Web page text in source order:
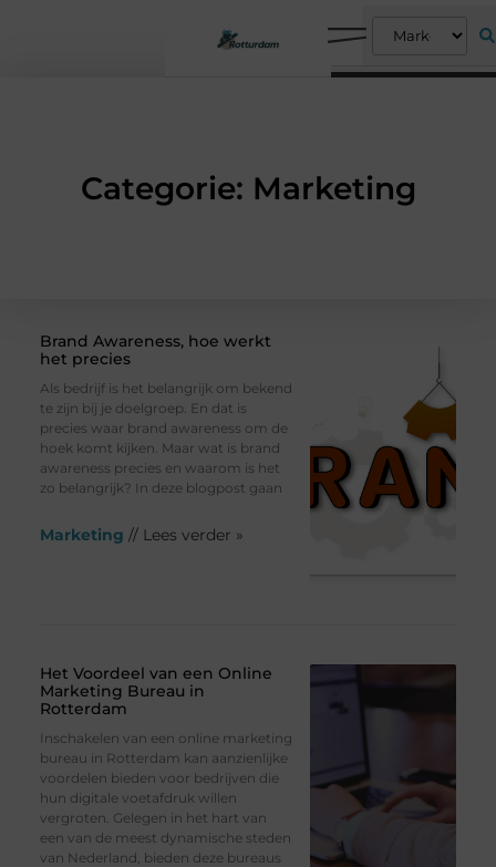
Categorie: Marketing
Brand Awareness, hoe werkt
het precies
Als bedrijf is het belangrijk om bekend
te zijn bij je doelgroep. En dat is
precies waar brand awareness om de
hoek komt kijken. Maar wat is brand
awareness precies en waarom is het
zo belangrijk? In deze blogpost gaan
Marketing // Lees verder »
Het Voordeel van een Online
Marketing Bureau in
Rotterdam
Inschakelen van een online marketing
bureau in Rotterdam kan aanzienlijke
voordelen bieden voor bedrijven die
hun digitale voetafdruk willen
vergroten. Gelegen in het hart van
een van de meest dynamische steden
van Nederland, bieden deze bureaus